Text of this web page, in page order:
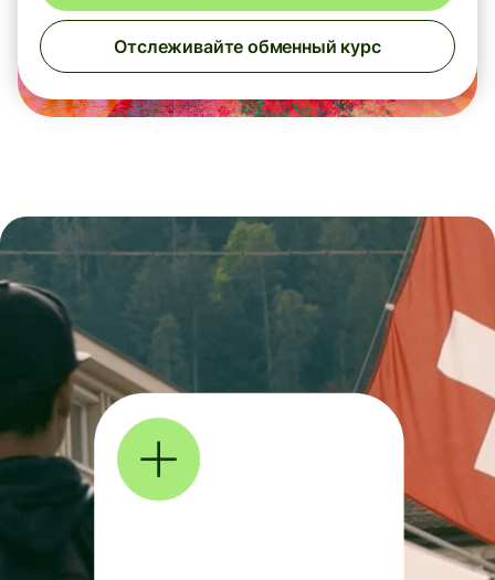
Отслеживайте обменный курс